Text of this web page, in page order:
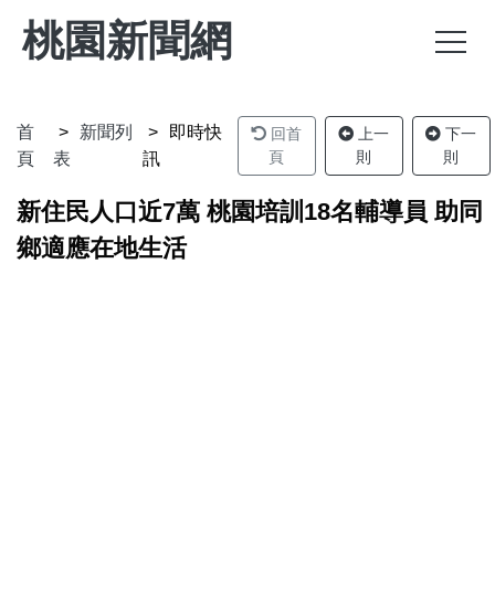
桃園新聞網
首
頁
新聞列
表
即時快
訊
回首
頁
上一
則
下一
則
新住民人口近7萬 桃園培訓18名輔導員 助同
鄉適應在地生活